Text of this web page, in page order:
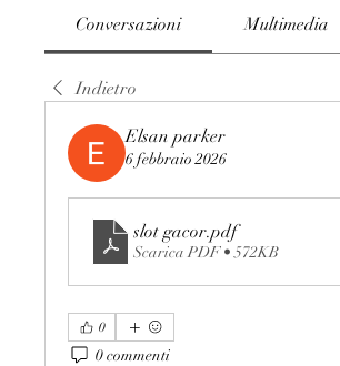
Conversazioni Multimedia
Indietro
Elsan parker
6 febbraio 2026
slot gacor.pdf
Scarica PDF • 572KB
0
0 commenti